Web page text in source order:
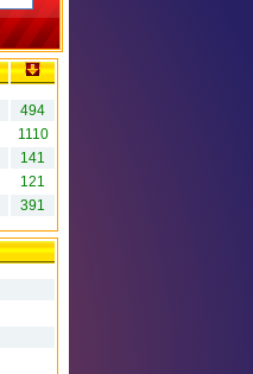
494
1110
141
121
391